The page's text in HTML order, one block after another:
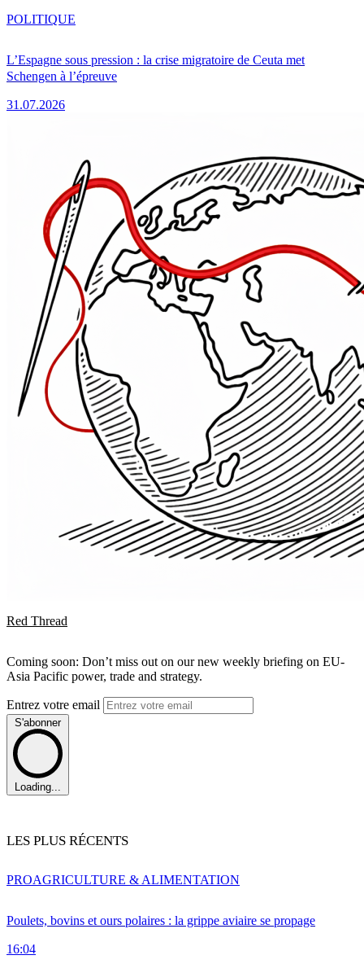
L’Espagne sous pression : la crise migratoire de Ceuta met
Schengen à l’épreuve
31.07.2026
POLITIQUE
Red Thread
Coming soon: Don’t miss out on our new weekly briefing on EU-
Asia Pacific power, trade and strategy.
Entrez votre email
S'abonner
Loading...
LES PLUS RÉCENTS
Poulets, bovins et ours polaires : la grippe aviaire se propage
16:04
PROAGRICULTURE & ALIMENTATION